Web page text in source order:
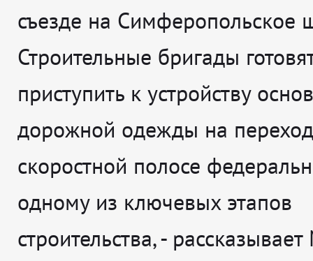
съезде на Симферопольское
Строительные бригады
приступить к устройству
дорожной одежды на
скоростной полосе
одному из ключевых этапов
строительства, - рассказывает